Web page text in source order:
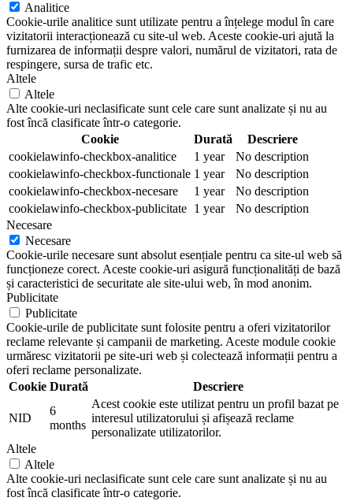
Analitice
Cookie-urile analitice sunt utilizate pentru a înțelege modul în care
vizitatorii interacționează cu site-ul web. Aceste cookie-uri ajută la
furnizarea de informații despre valori, numărul de vizitatori, rata de
respingere, sursa de trafic etc.
Altele
Altele
Alte cookie-uri neclasificate sunt cele care sunt analizate și nu au
fost încă clasificate într-o categorie.
Cookie
Durată
Descriere
cookielawinfo-checkbox-analitice
1 year
No description
cookielawinfo-checkbox-functionale 1 year
No description
cookielawinfo-checkbox-necesare
1 year
No description
cookielawinfo-checkbox-publicitate 1 year
No description
Necesare
Necesare
Cookie-urile necesare sunt absolut esențiale pentru ca site-ul web să
funcționeze corect. Aceste cookie-uri asigură funcționalități de bază
și caracteristici de securitate ale site-ului web, în mod anonim.
Publicitate
Publicitate
Cookie-urile de publicitate sunt folosite pentru a oferi vizitatorilor
reclame relevante și campanii de marketing. Aceste module cookie
urmăresc vizitatorii pe site-uri web și colectează informații pentru a
oferi reclame personalizate.
Cookie Durată Descriere
NID
6
months
Acest cookie este utilizat pentru un profil bazat pe
interesul utilizatorului și afișează reclame
personalizate utilizatorilor.
Altele
Altele
Alte cookie-uri neclasificate sunt cele care sunt analizate și nu au
fost încă clasificate într-o categorie.